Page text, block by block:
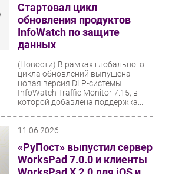
Стартовал цикл
обновления продуктов
InfoWatch по защите
данных
(Новости) В рамках глобального
цикла обновлений выпущена
новая версия DLP-системы
InfoWatch Traffic Monitor 7.15, в
которой добавлена поддержка...
11.06.2026
«РуПост» выпустил сервер
WorksPad 7.0.0 и клиенты